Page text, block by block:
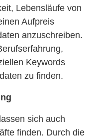
Lebensläufe von
Aufpreis
anzuschreiben.
Keywords
zu finden.
sich auch
finden. Durch die